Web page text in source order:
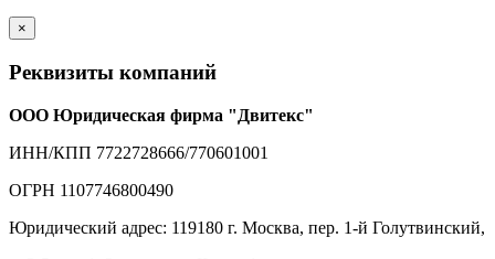
×
Реквизиты компаний
ООО Юридическая фирма "Двитекс"
ИНН/КПП 7722728666/770601001
ОГРН 1107746800490
Юридический адрес: 119180 г. Москва, пер. 1-й Голутвинский,